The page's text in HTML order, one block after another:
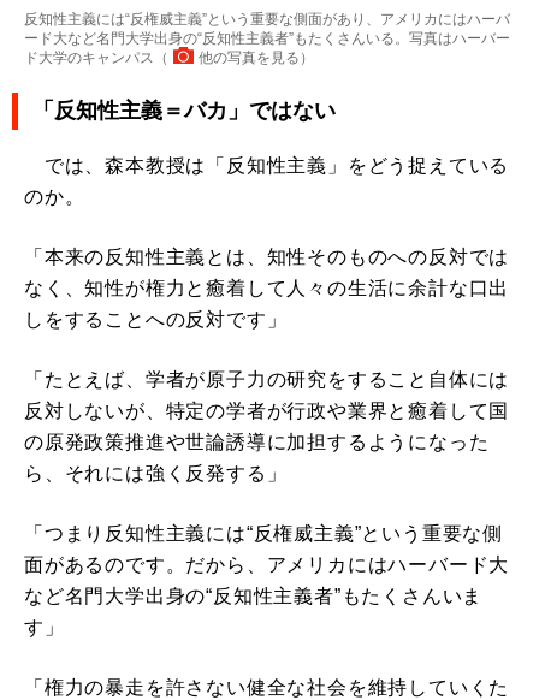
反知性主義には“反権威主義”という重要な側面があり、アメリカにはハーバ
ード大など名門大学出身の“反知性主義者”もたくさんいる。写真はハーバー
ド大学のキャンパス（
他の写真を見る ）
「反知性主義＝バカ」ではない
では、森本教授は「反知性主義」をどう捉えている
のか。
「本来の反知性主義とは、知性そのものへの反対では
なく、知性が権力と癒着して人々の生活に余計な口出
しをすることへの反対です」
「たとえば、学者が原子力の研究をすること自体には
反対しないが、特定の学者が行政や業界と癒着して国
の原発政策推進や世論誘導に加担するようになった
ら、それには強く反発する」
「つまり反知性主義には“反権威主義”という重要な側
面があるのです。だから、アメリカにはハーバード大
など名門大学出身の“反知性主義者”もたくさんいま
す」
「権力の暴走を許さない健全な社会を維持していくた